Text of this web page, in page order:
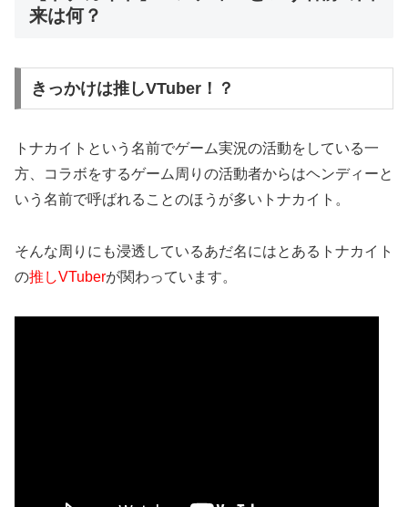
来は何？
きっかけは推しVTuber！？
トナカイトという名前でゲーム実況の活動をしている一
方、コラボをするゲーム周りの活動者からはヘンディーと
いう名前で呼ばれることのほうが多いトナカイト。
そんな周りにも浸透しているあだ名にはとあるトナカイト
の推しVTuberが関わっています。